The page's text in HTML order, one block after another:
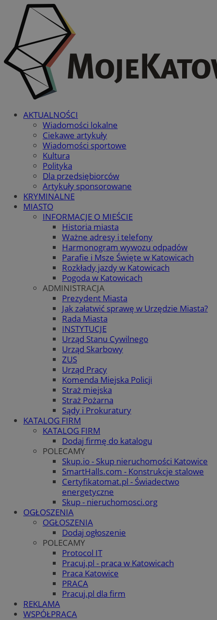
AKTUALNOŚCI
Wiadomości lokalne
Ciekawe artykuły
Wiadomości sportowe
Kultura
Polityka
Dla przedsiębiorców
Artykuły sponsorowane
KRYMINALNE
MIASTO
INFORMACJE O MIEŚCIE
Historia miasta
Ważne adresy i telefony
Harmonogram wywozu odpadów
Parafie i Msze Święte w Katowicach
Rozkłady jazdy w Katowicach
Pogoda w Katowicach
ADMINISTRACJA
Prezydent Miasta
Jak załatwić sprawę w Urzędzie Miasta?
Rada Miasta
INSTYTUCJE
Urząd Stanu Cywilnego
Urząd Skarbowy
ZUS
Urząd Pracy
Komenda Miejska Policji
Straż miejska
Straż Pożarna
Sądy i Prokuratury
KATALOG FIRM
KATALOG FIRM
Dodaj firmę do katalogu
POLECAMY
Skup.io - Skup nieruchomości Katowice
SmartHalls.com - Konstrukcje stalowe
Certyfikatomat.pl - Świadectwo
energetyczne
Skup - nieruchomosci.org
OGŁOSZENIA
OGŁOSZENIA
Dodaj ogłoszenie
POLECAMY
Protocol IT
Pracuj.pl - praca w Katowicach
Praca Katowice
PRACA
Pracuj.pl dla firm
REKLAMA
WSPÓŁPRACA